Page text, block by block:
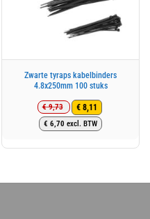
Zwarte tyraps kabelbinders
4.8x250mm 100 stuks
€9,73
Oorspronkelijke
prijs
€ 9,73.
€ 8,11
Huidige
prijs
€ 8,11.
€ 6,70 excl. BTW